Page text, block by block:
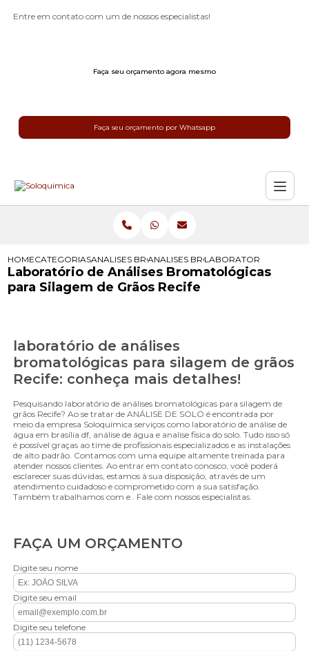
Entre em contato com um de nossos especialistas!
Faça seu orçamento agora mesmo
Faça seu orçamento por Whatsapp
HOMECATEGORIASANALISES BROMATOLOGICAS
ANALISES BROMATOLOGICAS PARA
LABORATORIO DE
Laboratório de Análises Bromatológicas
para Silagem de Grãos Recife
laboratório de análises
bromatológicas para silagem de grãos
Recife: conheça mais detalhes!
Pesquisando laboratório de análises bromatológicas para silagem de
grãos Recife? Ao se tratar de ANÁLISE DE SOLO é encontrada por
meio da empresa Soloquímica serviços como laboratório de análise de
água em brasília df, análise de água e analise fisica do solo. Tudo isso só
é possível graças ao time de profissionais especializados e as instalações
de alto padrão. Contamos com uma equipe altamente treinada para
atender nossos clientes. Ao entrar em contato conosco, você poderá
esclarecer suas dúvidas, estamos à sua disposição, através de um
atendimento cuidadoso e comprometido com a sua satisfação.
Também trabalhamos com e . Fale com nossos especialistas.
FAÇA UM ORÇAMENTO
Digite seu nome
Digite seu email
Digite seu telefone